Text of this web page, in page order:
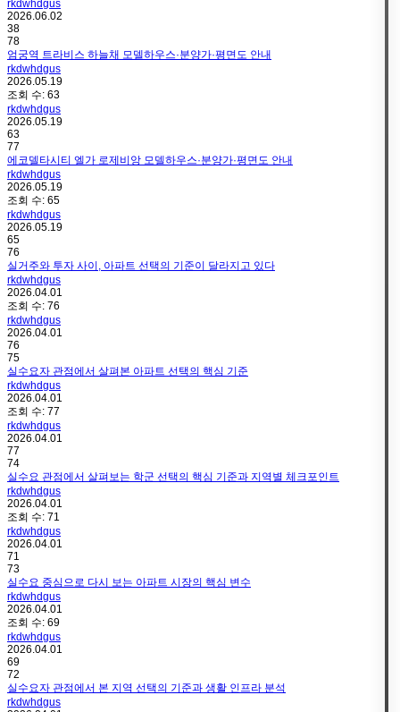
rkdwhdgus
2026.06.02
38
78
엄궁역 트라비스 하늘채 모델하우스·분양가·평면도 안내
rkdwhdgus
2026.05.19
조회 수: 63
rkdwhdgus
2026.05.19
63
77
에코델타시티 엘가 로제비앙 모델하우스·분양가·평면도 안내
rkdwhdgus
2026.05.19
조회 수: 65
rkdwhdgus
2026.05.19
65
76
실거주와 투자 사이, 아파트 선택의 기준이 달라지고 있다
rkdwhdgus
2026.04.01
조회 수: 76
rkdwhdgus
2026.04.01
76
75
실수요자 관점에서 살펴본 아파트 선택의 핵심 기준
rkdwhdgus
2026.04.01
조회 수: 77
rkdwhdgus
2026.04.01
77
74
실수요 관점에서 살펴보는 학군 선택의 핵심 기준과 지역별 체크포인트
rkdwhdgus
2026.04.01
조회 수: 71
rkdwhdgus
2026.04.01
71
73
실수요 중심으로 다시 보는 아파트 시장의 핵심 변수
rkdwhdgus
2026.04.01
조회 수: 69
rkdwhdgus
2026.04.01
69
72
실수요자 관점에서 본 지역 선택의 기준과 생활 인프라 분석
rkdwhdgus